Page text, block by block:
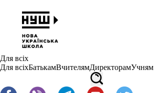
Для всіх
Для всіхБатькамВчителямДиректорамУчням